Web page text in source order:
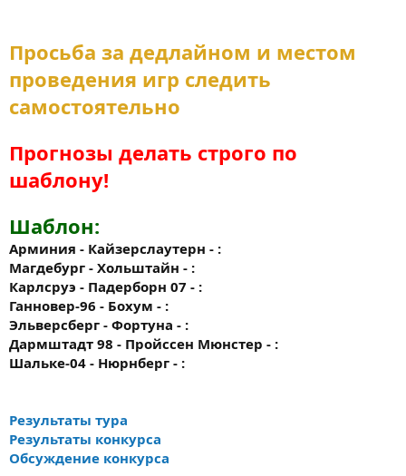
Просьба за дедлайном и местом
проведения игр следить
самостоятельно
Прогнозы делать строго по
шаблону!
Шаблон:
Арминия - Кайзерслаутерн - :
Магдебург - Хольштайн - :
Карлсруэ - Падерборн 07 - :
Ганновер-96 - Бохум - :
Эльверсберг - Фортуна - :
Дармштадт 98 - Пройссен Мюнстер - :
Шальке-04 - Нюрнберг - :
Результаты тура
Результаты конкурса
Обсуждение конкурса